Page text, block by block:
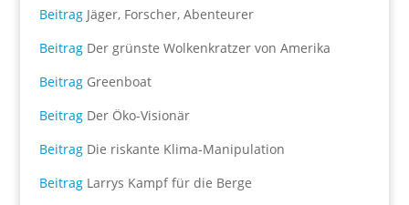
BeitragJäger, Forscher, Abenteurer
BeitragDer grünste Wolkenkratzer von Amerika
Beitrag Greenboat
BeitragDer Öko-Visionär
BeitragDie riskante Klima-Manipulation
Beitrag Larrys Kampf für die Berge